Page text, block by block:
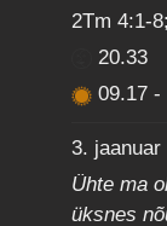
2Tm 4:1-
20.33
09.17-
3. jaanuar
Ühte ma
üksnes